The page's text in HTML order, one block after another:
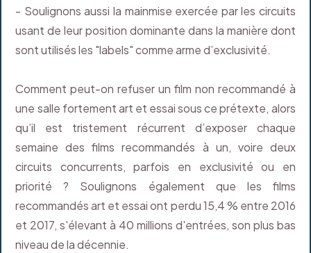
- Soulignons aussi la mainmise exercée par les circuits
usant de leur position dominante dans la manière dont
sont utilisés les "labels" comme arme d’exclusivité.
Comment peut-on refuser un film non recommandé à
une salle fortement art et essai sous ce prétexte, alors
qu’il est tristement récurrent d’exposer chaque
semaine des films recommandés à un, voire deux
circuits concurrents, parfois en exclusivité ou en
priorité ? Soulignons également que les films
recommandés art et essai ont perdu 15,4 % entre 2016
et 2017, s'élevant à 40 millions d'entrées, son plus bas
niveau de la décennie.